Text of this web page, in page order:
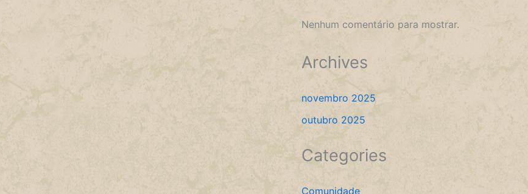
Nenhum comentário para mostrar.
Archives
novembro 2025
outubro 2025
Categories
Comunidade